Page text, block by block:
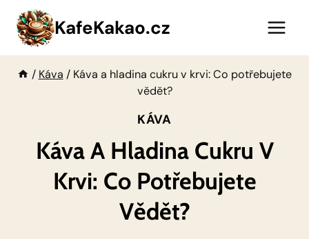
Přeskočit
obsah
KafeKakao.cz
/ Káva / Káva a hladina cukru v krvi: Co potřebujete
vědět?
KÁVA
Káva A Hladina Cukru V
Krvi: Co Potřebujete
Vědět?